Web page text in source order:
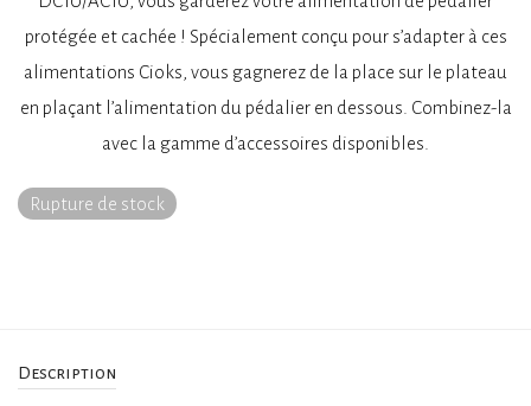
protégée et cachée ! Spécialement conçu pour s’adapter à ces
alimentations Cioks, vous gagnerez de la place sur le plateau
en plaçant l’alimentation du pédalier en dessous. Combinez-la
avec la gamme d’accessoires disponibles.
Rupture de stock
Description